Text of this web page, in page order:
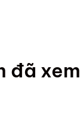
đã xem